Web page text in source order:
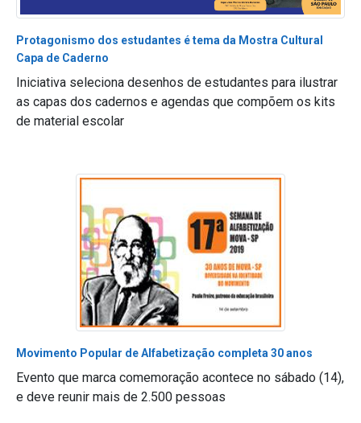
Protagonismo dos estudantes é tema da Mostra Cultural
Capa de Caderno
Iniciativa seleciona desenhos de estudantes para ilustrar
as capas dos cadernos e agendas que compõem os kits
de material escolar
Movimento Popular de Alfabetização completa 30 anos
Evento que marca comemoração acontece no sábado (14),
e deve reunir mais de 2.500 pessoas